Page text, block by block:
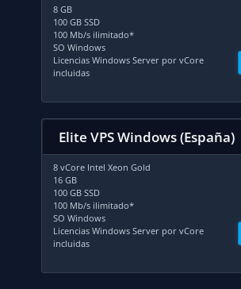
8 GB
100 GB SSD
100 Mb/s ilimitado*
SO Windows
Licencias Windows Server por vCore
incluidas
Elite VPS Windows (España)
8 vCore Intel Xeon Gold
16 GB
100 GB SSD
100 Mb/s ilimitado*
SO Windows
Licencias Windows Server por vCore
incluidas